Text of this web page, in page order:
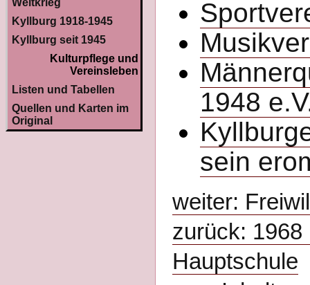
Kyllburg 1918-1945
Kyllburg seit 1945
Kulturpflege und
Vereinsleben
Listen und Tabellen
Quellen und Karten im
Original
1948
sein
weiter:
zurück: 1968
Hauptschule